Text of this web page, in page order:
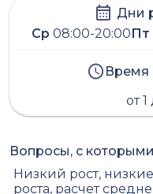
Дни
Ср 08:00-20:00 Пт
Время
от
Вопросы, с
Низкий рост,
роста, расчет